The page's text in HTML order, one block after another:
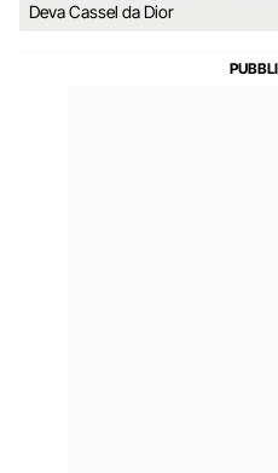
Deva Cassel da Dior